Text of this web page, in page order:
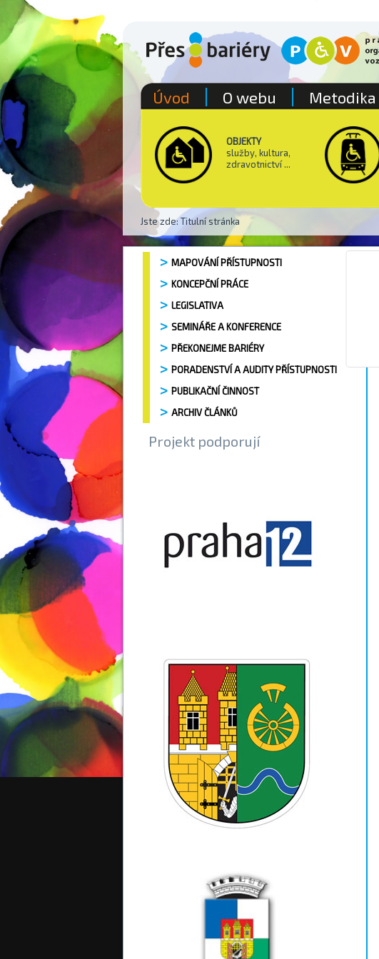
OBJEKTY
služby, kultura,
zdravotnictví ...
Jste zde:Titulní stránka
Úvod O webu Metodika
MAPOVÁNÍ PŘÍSTUPNOSTI
KONCEPČNÍ PRÁCE
LEGISLATIVA
SEMINÁŘE A KONFERENCE
PŘEKONEJME BARIÉRY
PORADENSTVÍ A AUDITY PŘÍSTUPNOSTI
PUBLIKAČNÍ ČINNOST
ARCHIV ČLÁNKŮ
Projekt podporují